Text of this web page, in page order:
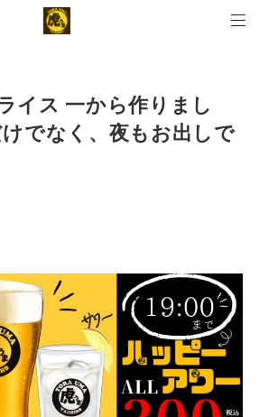
イス 一から作りまし
でなく、夜もお出しで